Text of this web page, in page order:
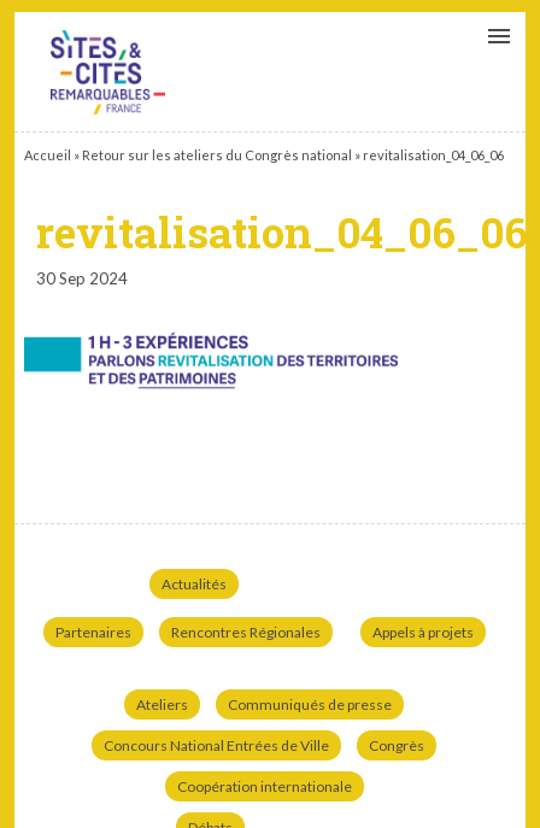
Accueil » Retour sur les ateliers du Congrès national » revitalisation_04_06_06
revitalisation_04_06_06
30 Sep 2024
Actualités
Partenaires Rencontres Régionales Appels à projets
Ateliers Communiqués de presse
Concours National Entrées de Ville Congrès
Coopération internationale